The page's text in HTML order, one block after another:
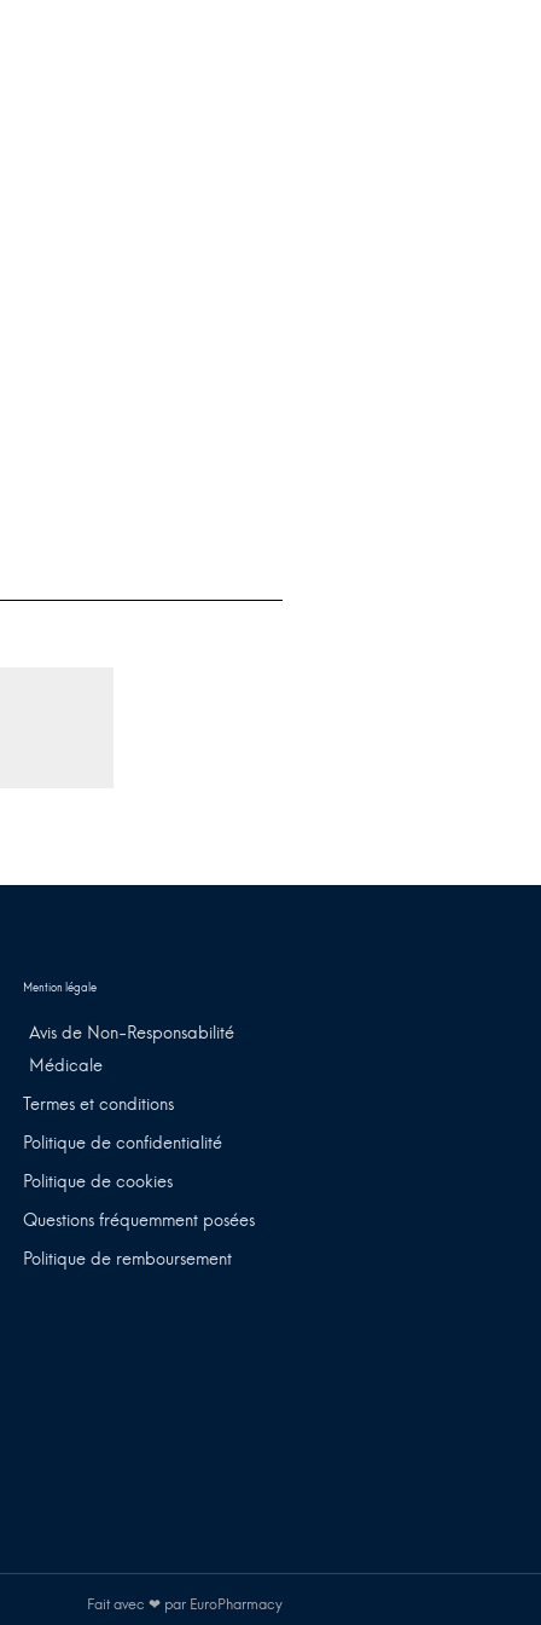
Avis de Non-Responsabilité
Médicale
Termes et conditions
Politique de confidentialité
Politique de cookies
Questions fréquemment posées
Politique de remboursement
Fait avec ❤ par EuroPharmacy